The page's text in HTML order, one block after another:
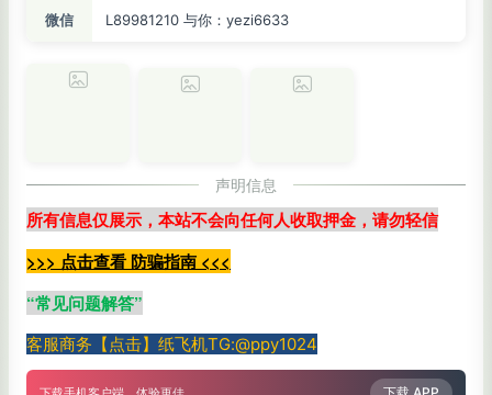
微信 L89981210 与你：yezi6633
声明信息
所有信息仅展示，本站不会向任何人收取押金，请勿轻信
>>> 点击查看 防骗指南 <<<
“常见问题解答”
客服商务【点击】纸飞机TG:@ppy1024